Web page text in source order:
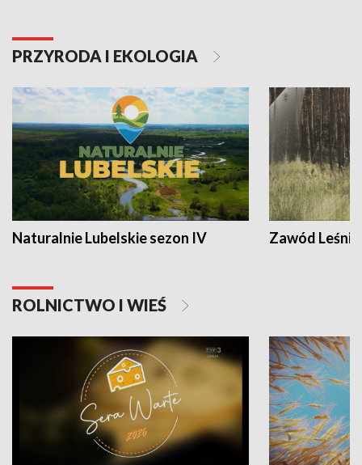
PRZYRODA I EKOLOGIA
Naturalnie Lubelskie sezon IV Zawód Leśnik
ROLNICTWO I WIEŚ